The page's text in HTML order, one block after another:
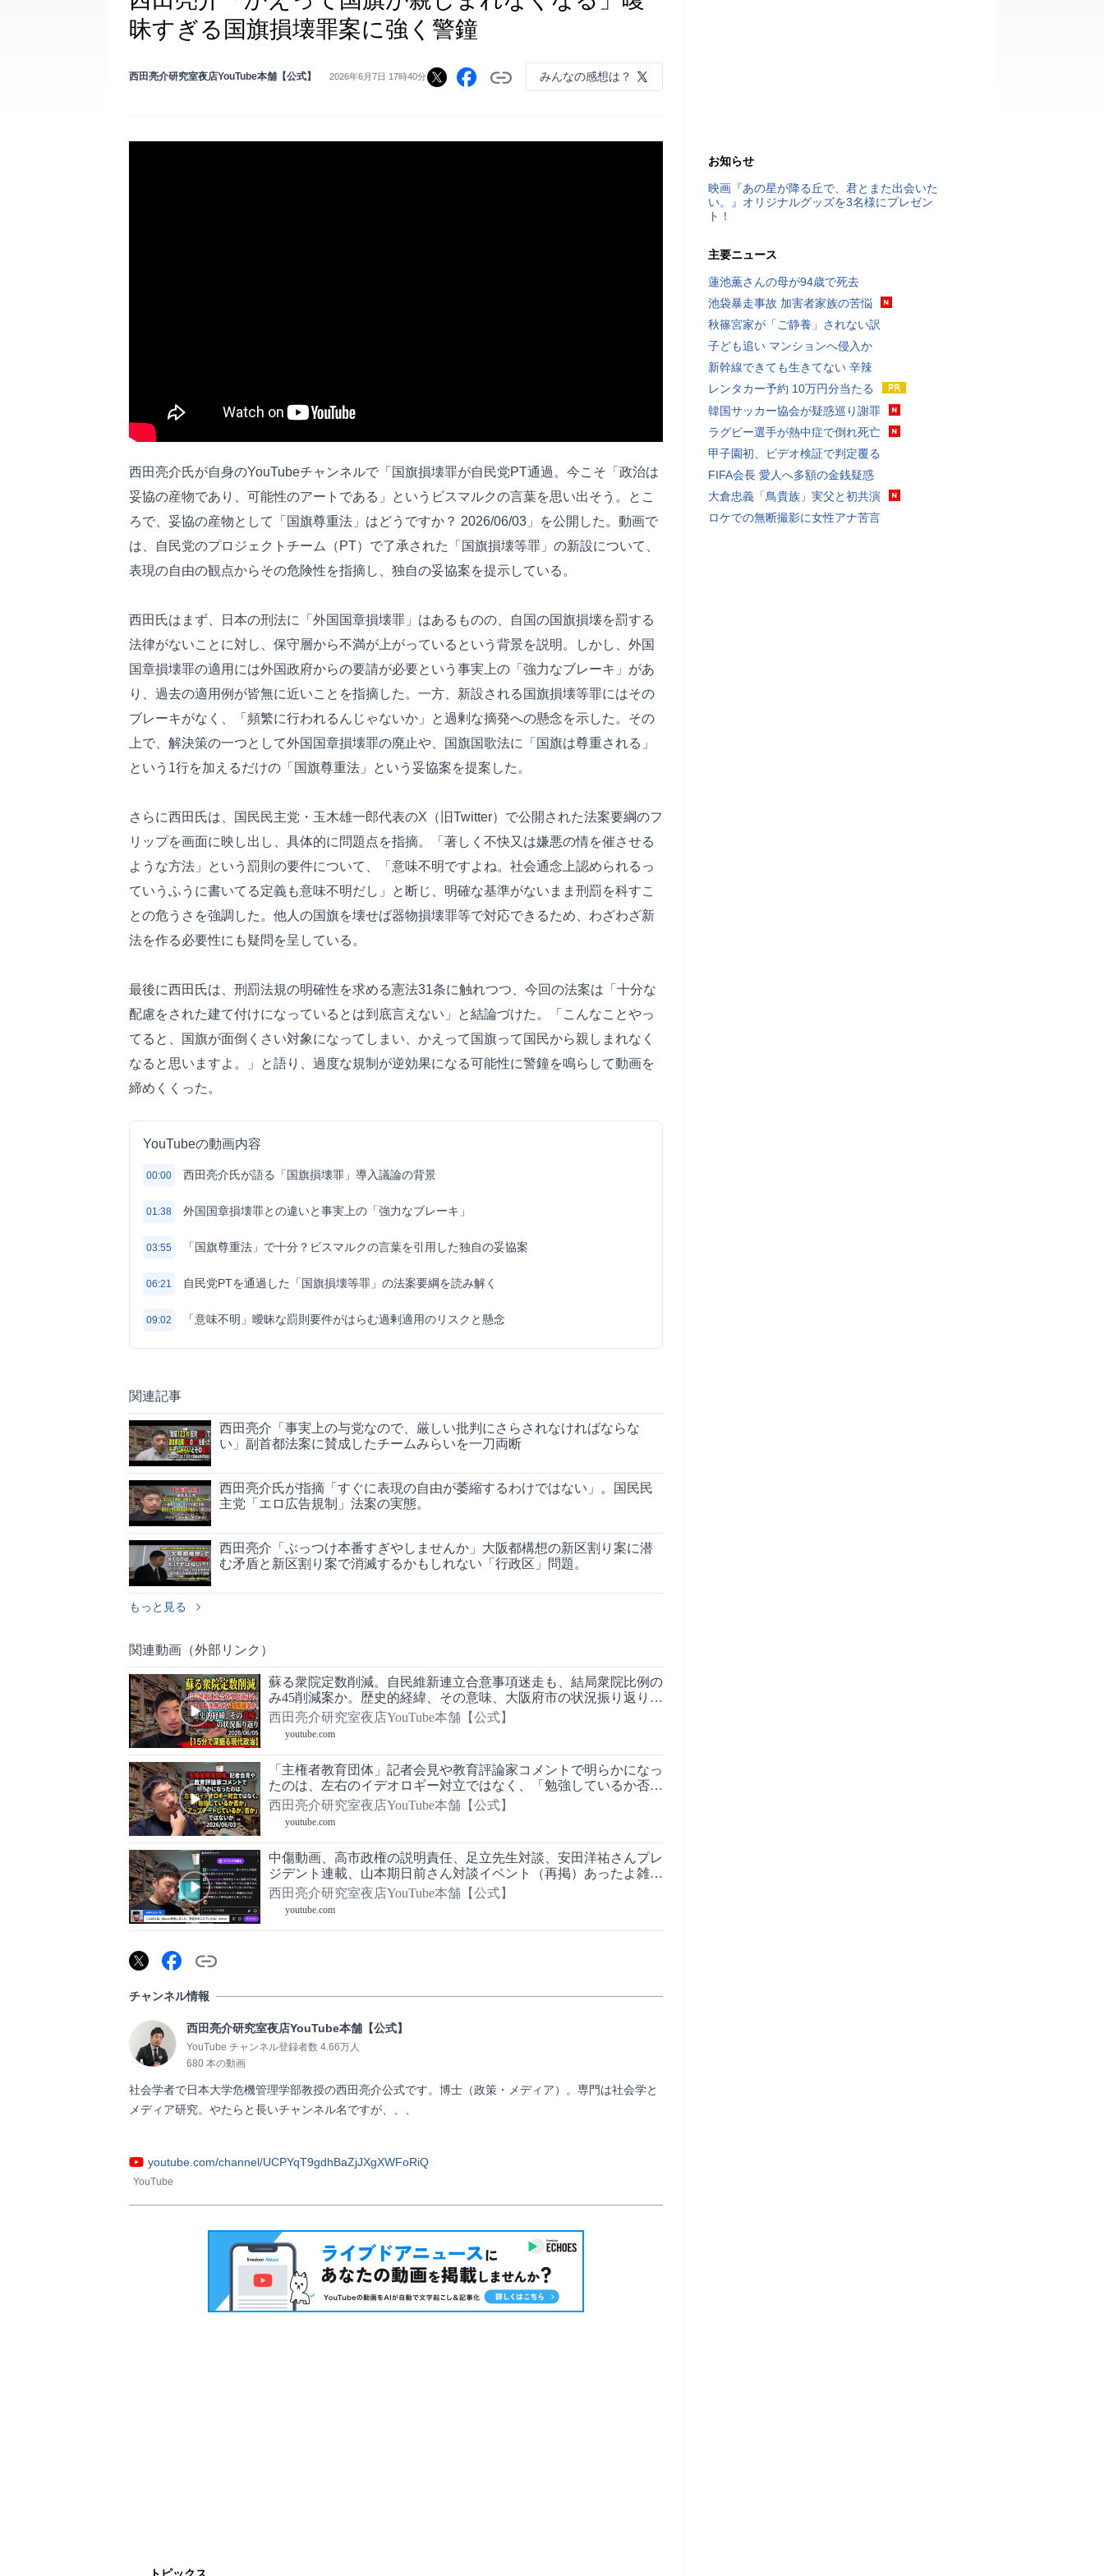
昧すぎる国旗損壊罪案に強く警鐘
西田亮介研究室夜店YouTube本舗【公式】 2026年6月7日 17時40分 みんなの感想は？
西田亮介氏が自身のYouTubeチャンネルで「国旗損壊罪が自民党PT通過。今こそ「政治は
妥協の産物であり、可能性のアートである」というビスマルクの言葉を思い出そう。とこ
ろで、妥協の産物として「国旗尊重法」はどうですか？ 2026/06/03」を公開した。動画で
は、自民党のプロジェクトチーム（PT）で了承された「国旗損壊等罪」の新設について、
表現の自由の観点からその危険性を指摘し、独自の妥協案を提示している。
西田氏はまず、日本の刑法に「外国国章損壊罪」はあるものの、自国の国旗損壊を罰する
法律がないことに対し、保守層から不満が上がっているという背景を説明。しかし、外国
国章損壊罪の適用には外国政府からの要請が必要という事実上の「強力なブレーキ」があ
り、過去の適用例が皆無に近いことを指摘した。一方、新設される国旗損壊等罪にはその
ブレーキがなく、「頻繁に行われるんじゃないか」と過剰な摘発への懸念を示した。その
上で、解決策の一つとして外国国章損壊罪の廃止や、国旗国歌法に「国旗は尊重される」
という1行を加えるだけの「国旗尊重法」という妥協案を提案した。
さらに西田氏は、国民民主党・玉木雄一郎代表のX（旧Twitter）で公開された法案要綱のフ
リップを画面に映し出し、具体的に問題点を指摘。「著しく不快又は嫌悪の情を催させる
ような方法」という罰則の要件について、「意味不明ですよね。社会通念上認められるっ
ていうふうに書いてる定義も意味不明だし」と断じ、明確な基準がないまま刑罰を科すこ
との危うさを強調した。他人の国旗を壊せば器物損壊罪等で対応できるため、わざわざ新
法を作る必要性にも疑問を呈している。
最後に西田氏は、刑罰法規の明確性を求める憲法31条に触れつつ、今回の法案は「十分な
配慮をされた建て付けになっているとは到底言えない」と結論づけた。「こんなことやっ
てると、国旗が面倒くさい対象になってしまい、かえって国旗って国民から親しまれなく
なると思いますよ。」と語り、過度な規制が逆効果になる可能性に警鐘を鳴らして動画を
締めくくった。
YouTubeの動画内容
00:00 西田亮介氏が語る「国旗損壊罪」導入議論の背景
01:38 外国国章損壊罪との違いと事実上の「強力なブレーキ」
03:55 「国旗尊重法」で十分？ビスマルクの言葉を引用した独自の妥協案
06:21 自民党PTを通過した「国旗損壊等罪」の法案要綱を読み解く
09:02 「意味不明」曖昧な罰則要件がはらむ過剰適用のリスクと懸念
関連記事
西田亮介「事実上の与党なので、厳しい批判にさらされなければならな
い」副首都法案に賛成したチームみらいを一刀両断
西田亮介氏が指摘「すぐに表現の自由が萎縮するわけではない」。国民民
主党「エロ広告規制」法案の実態。
西田亮介「ぶっつけ本番すぎやしませんか」大阪都構想の新区割り案に潜
む矛盾と新区割り案で消滅するかもしれない「行政区」問題。
もっと見る
関連動画（外部リンク）
蘇る衆院定数削減。自民維新連立合意事項迷走も、結局衆院比例の
み45削減案か。歴史的経緯、その意味、大阪府市の状況振り返り 2
026/06/05【15分で深掘る現代政治】
西田亮介研究室夜店YouTube本舗【公式】
youtube.com
「主権者教育団体」記者会見や教育評論家コメントで明らかになっ
たのは、左右のイデオロギー対立ではなく、「勉強しているか否
か」「アップデートしているか、否か」ではないか 2026/06/03
西田亮介研究室夜店YouTube本舗【公式】
youtube.com
中傷動画、高市政権の説明責任、足立先生対談、安田洋祐さんプレ
ジデント連載、山本期日前さん対談イベント（再掲）あったよ雑談
2026/06/05 【※ 後半、東浩紀さん電話降臨！！！】
西田亮介研究室夜店YouTube本舗【公式】
youtube.com
チャンネル情報
西田亮介研究室夜店YouTube本舗【公式】
YouTube チャンネル登録者数 4.66万人
680 本の動画
社会学者で日本大学危機管理学部教授の西田亮介公式です。博士（政策・メディア）。専門は社会学と
メディア研究。やたらと長いチャンネル名ですが、、、
youtube.com/channel/UCPYqT9gdhBaZjJXgXWFoRiQ
YouTube
トピックス
お知らせ
映画『あの星が降る丘で、君とまた出会いた
い。』オリジナルグッズを3名様にプレゼン
ト！
主要ニュース
蓮池薫さんの母が94歳で死去
池袋暴走事故 加害者家族の苦悩
秋篠宮家が「ご静養」されない訳
子ども追い マンションへ侵入か
新幹線できても生きてない 辛辣
レンタカー予約 10万円分当たる
韓国サッカー協会が疑惑巡り謝罪
ラグビー選手が熱中症で倒れ死亡
甲子園初、ビデオ検証で判定覆る
FIFA会長 愛人へ多額の金銭疑惑
大倉忠義「鳥貴族」実父と初共演
ロケでの無断撮影に女性アナ苦言